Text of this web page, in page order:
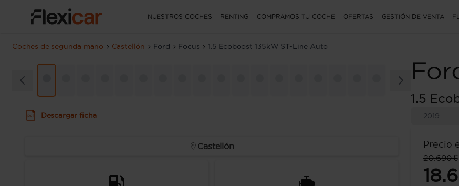
NUESTROS COCHES RENTING COMPRAMOS TU COCHE OFERTAS GESTIÓN DE VENTA
Coches de segunda mano Castellón Ford Focus 1.5 Ecoboost 135kW ST-Line Auto
1.5
2019
Precio
20.690 €
Descargar ficha
Castellón